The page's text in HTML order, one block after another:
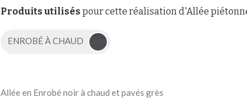
Produits utilisés pour cette réalisation d'Allée
ENROBÉ À CHAUD
Allée en Enrobé noir à chaud et pavés grès